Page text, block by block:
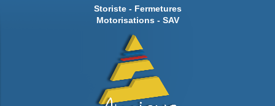
Storiste - Fermetures
Motorisations - SAV